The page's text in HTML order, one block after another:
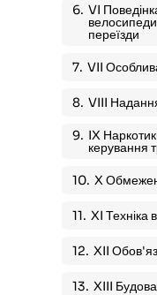
6. VI
переїзди
7. VII
8. VIII
9. IX
керування
10. X
11. XI Техніка
12. XII
13. XIII